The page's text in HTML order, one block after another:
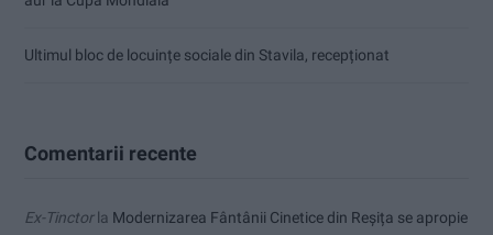
Ultimul bloc de locuințe sociale din Stavila, recepționat
Comentarii recente
Ex-Tinctorla Modernizarea Fântânii Cinetice din Reșița se apropie